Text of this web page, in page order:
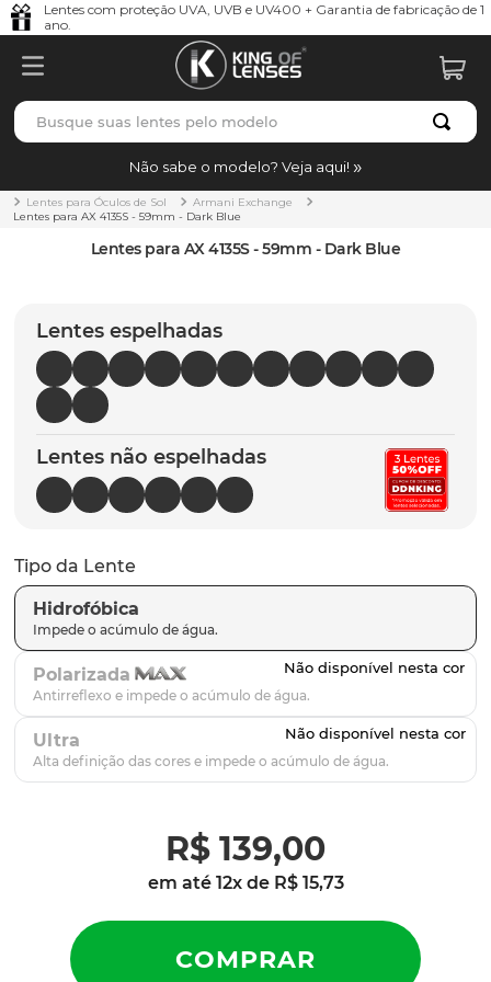
Lentes com proteção UVA, UVB e UV400 + Garantia de fabricação de 1
ano.
Busque suas lentes pelo modelo
Não sabe o modelo? Veja aqui!
Lentes para Óculos de Sol
Armani Exchange
Lentes para AX 4135S - 59mm - Dark Blue
Lentes para AX 4135S - 59mm - Dark Blue
Lentes espelhadas
Lentes não espelhadas
Tipo da Lente
Hidrofóbica
Polarizada
Ultra
R$ 139,00
em até 12x de R$ 15,73
TERMOS MAIS BUSCADOS
1º borrachas
holbrook
5º chaves
6º t-shock
7º latch
8º gasket
9º parafusos